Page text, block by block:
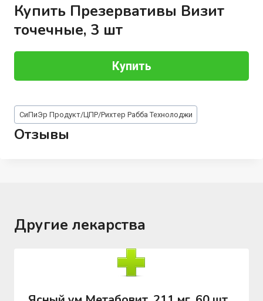
Купить Презервативы Визит
точечные, 3 шт
Купить
Метки
записи:
СиПиЭр Продукт/ЦПР/Рихтер Рабба Технолоджи
Отзывы
Другие лекарства